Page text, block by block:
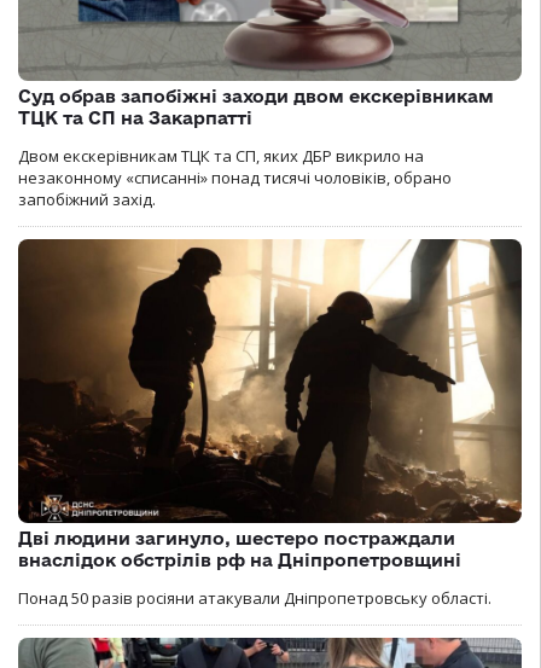
Суд обрав запобіжні заходи двом екскерівникам
ТЦК та СП на Закарпатті
Двом екскерівникам ТЦК та СП, яких ДБР викрило на
незаконному «списанні» понад тисячі чоловіків, обрано
запобіжний захід.
Дві людини загинуло, шестеро постраждали
внаслідок обстрілів рф на Дніпропетровщині
Понад 50 разів росіяни атакували Дніпропетровську області.